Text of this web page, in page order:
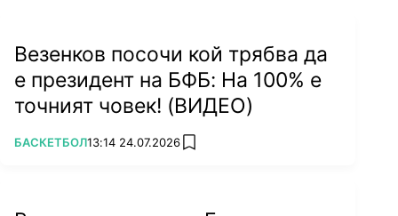
Везенков посочи кой трябва да
е президент на БФБ: На 100% е
точният човек! (ВИДЕО)
ПОВЕЧЕ ОТ
БАСКЕТБОЛ13:14 24.07.2026 add favorites